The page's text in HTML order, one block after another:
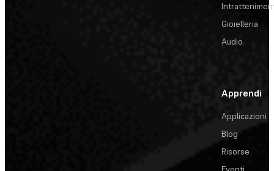
Gioielleria
Audio
Apprendi
Applicazioni
Blog
Risorse